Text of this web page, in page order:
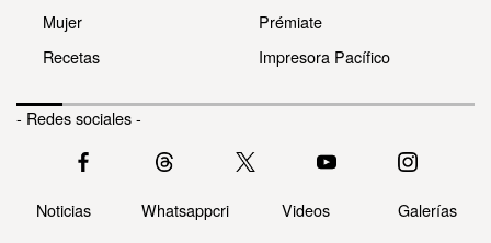
Mujer
Recetas
Prémiate
Impresora Pacífico
- Redes sociales -
Noticias Whatsappcri Videos Galerías